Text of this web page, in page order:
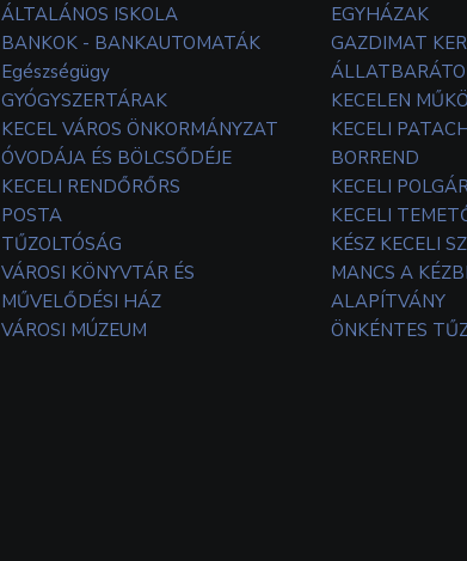
ÁLTALÁNOS ISKOLA
BANKOK - BANKAUTOMATÁK
Egészségügy
GYÓGYSZERTÁRAK
KECEL VÁROS ÖNKORMÁNYZAT
ÓVODÁJA ÉS BÖLCSŐDÉJE
KECELI RENDŐRŐRS
POSTA
TŰZOLTÓSÁG
VÁROSI KÖNYVTÁR ÉS
MŰVELŐDÉSI HÁZ
VÁROSI MÚZEUM
EGYHÁZAK
GAZDIMAT
KECELEN
KECELI
BORREND
KECELI
KECELI
KÉSZ KECELI
MANCS A
ALAPÍTVÁNY
ÖNKÉNTES